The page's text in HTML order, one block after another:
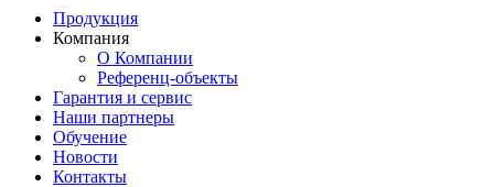
Продукция
Компания
О Компании
Референц-объекты
Гарантия и сервис
Наши партнеры
Обучение
Новости
Контакты